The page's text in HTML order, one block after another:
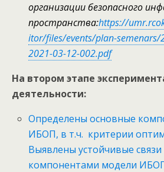
организации безопасного
пространства:https://
itor/files/events/plan-semenars/
2021-03-12-002.pdf
На втором этапе
деятельности:
Определены основные
ИБОП, в т.ч. критерии
Выявлены устойчивые
компонентами модели